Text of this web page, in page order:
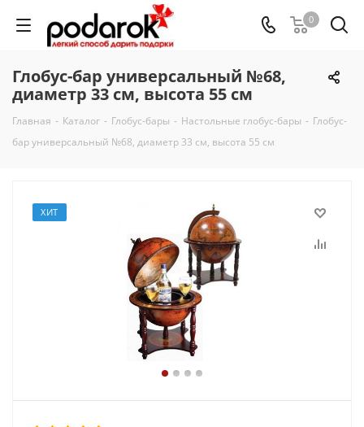
0
Глобус-бар универсальный №68,
диаметр 33 cм, высота 55 см
Главная - Каталог - Глобус-бары - Настольные глобус-бары - Глобус-
бар универсальный №68, диаметр 33 cм, высота 55 см
ХИТ